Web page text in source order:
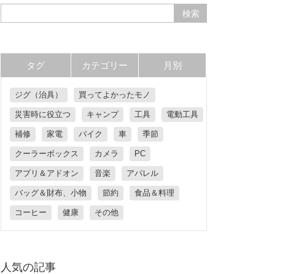
タグ カテゴリー 月別
ジグ（治具） 買ってよかったモノ
災害時に役立つ キャンプ 工具 電動工具
補修 家電 バイク 車 季節
クーラーボックス カメラ PC
アプリ＆アドオン 音楽 アパレル
バッグ＆財布、小物 節約 食品＆料理
コーヒー 健康 その他
人気の記事